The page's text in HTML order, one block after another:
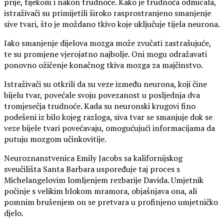
istraživači su primijetili široko rasprostranjeno smanjenje
sive tvari, što je moždano tkivo koje uključuje tijela neurona.
Iako smanjenje dijelova mozga može zvučati zastrašujuće,
te su promjene vjerojatno najbolje. Oni mogu odražavati
ponovno ožičenje konačnog tkiva mozga za majčinstvo.
Istraživači su otkrili da su veze između neurona, koji čine
bijelu tvar, povećale svoju povezanost u posljednja dva
tromjesečja trudnoće. Kada su neuronski krugovi fino
podešeni iz bilo kojeg razloga, siva tvar se smanjuje dok se
veze bijele tvari povećavaju, omogućujući informacijama da
putuju mozgom učinkovitije.
Neuroznanstvenica Emily Jacobs sa kalifornijskog
sveučilišta Santa Barbara uspoređuje taj proces s
Michelangelovim lomljenjem rezbarije Davida. Umjetnik
počinje s velikim blokom mramora, objašnjava ona, ali
pomnim brušenjem on se pretvara u profinjeno umjetničko
djelo.